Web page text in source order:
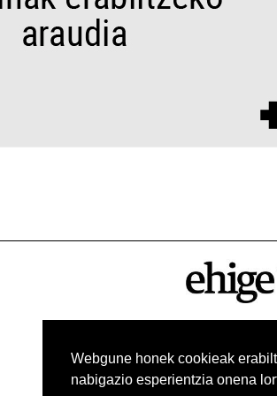
Webgune honek cookieak
nabigazio esperientzia onena